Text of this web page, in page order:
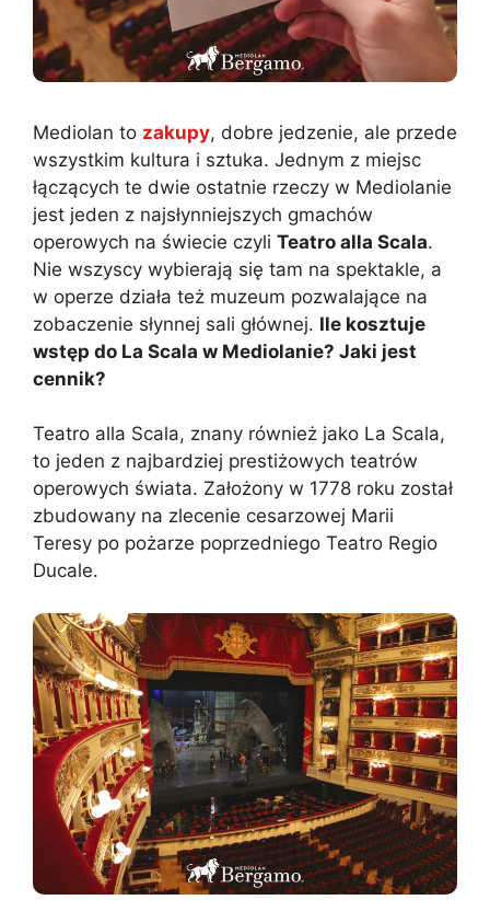
Mediolan to zakupy, dobre jedzenie, ale przede
wszystkim kultura i sztuka. Jednym z miejsc
łączących te dwie ostatnie rzeczy w Mediolanie
jest jeden z najsłynniejszych gmachów
operowych na świecie czyli Teatro alla Scala.
Nie wszyscy wybierają się tam na spektakle, a
w operze działa też muzeum pozwalające na
zobaczenie słynnej sali głównej. Ile kosztuje
wstęp do La Scala w Mediolanie? Jaki jest
cennik?
Teatro alla Scala, znany również jako La Scala,
to jeden z najbardziej prestiżowych teatrów
operowych świata. Założony w 1778 roku został
zbudowany na zlecenie cesarzowej Marii
Teresy po pożarze poprzedniego Teatro Regio
Ducale.